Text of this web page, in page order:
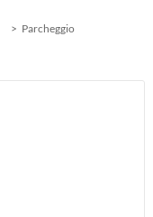
Parcheggio